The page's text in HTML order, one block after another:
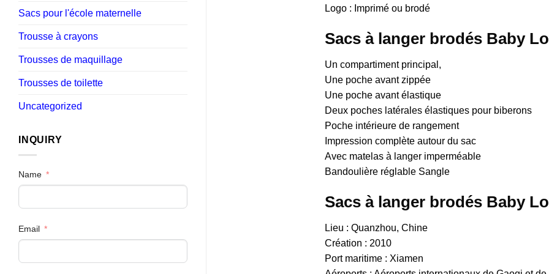
Sacs pour l'école maternelle
Trousse à crayons
Trousses de maquillage
Trousses de toilette
Uncategorized
INQUIRY
Name
Email
Logo : Imprimé ou brodé
Sacs à langer brodés Baby
Un compartiment principal,
Une poche avant zippée
Une poche avant élastique
Deux poches latérales élastiques pour biberons
Poche intérieure de rangement
Impression complète autour du sac
Avec matelas à langer imperméable
Bandoulière réglable Sangle
Sacs à langer brodés Baby
Lieu : Quanzhou, Chine
Création : 2010
Port maritime : Xiamen